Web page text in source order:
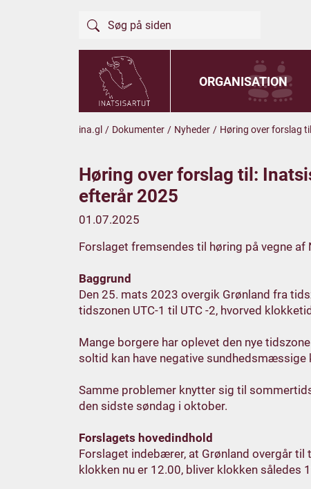
ORGANISATION
ina.gl / Dokumenter / Nyheder / Høring over forslag
Høring over forslag til:
efterår 2025
01.07.2025
Forslaget fremsendes til høring på vegne
Baggrund
Den 25. mats 2023 overgik Grønland fra
tidszonen UTC-1 til UTC -2, hvorved
Mange borgere har oplevet den nye
soltid kan have negative sundhedsmæssige
Samme problemer knytter sig til
den sidste søndag i oktober.
Forslagets hovedindhold
Forslaget indebærer, at Grønland overgår
klokken nu er 12.00, bliver klokken således